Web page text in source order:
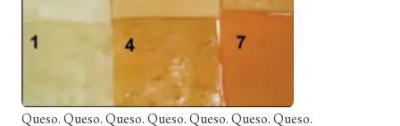
Queso. Queso. Queso. Queso. Queso. Queso. Queso.